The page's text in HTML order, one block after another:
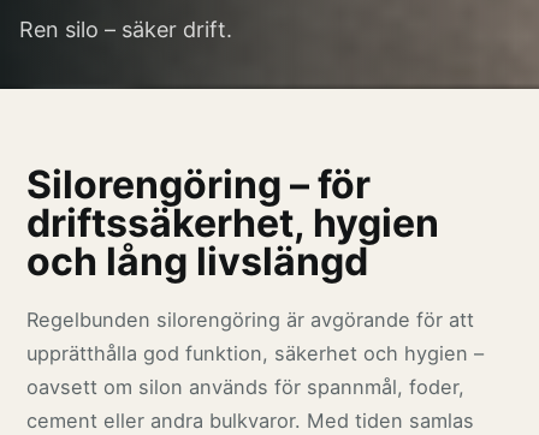
Ren silo – säker drift.
Silorengöring – för
driftssäkerhet, hygien
och lång livslängd
Regelbunden silorengöring är avgörande för att
upprätthålla god funktion, säkerhet och hygien –
oavsett om silon används för spannmål, foder,
cement eller andra bulkvaror. Med tiden samlas